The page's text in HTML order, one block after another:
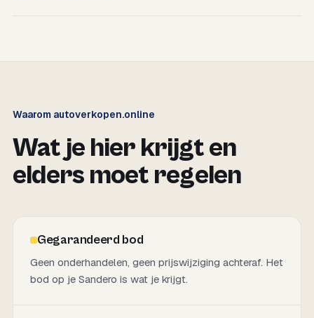
Waarom autoverkopen.online
Wat je hier krijgt en
elders moet regelen
Gegarandeerd bod
Geen onderhandelen, geen prijswijziging achteraf. Het
bod op je Sandero is wat je krijgt.